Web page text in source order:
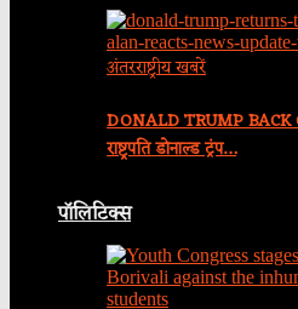
अंतरराष्ट्रीय खबरें
DONALD TRUMP BACK
राष्ट्रपति डोनाल्ड ट्रंप…
पॉलिटिक्स